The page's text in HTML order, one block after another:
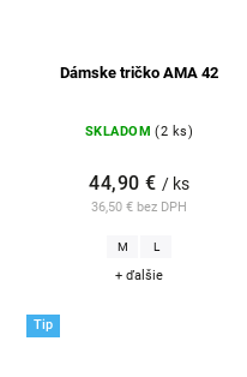
Dámske tričko AMA 42
SKLADOM (2 ks)
36,50 € bez DPH
44,90 € / ks
M L
+ ďalšie
Tip